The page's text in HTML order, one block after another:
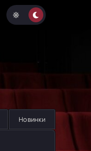
Новинки